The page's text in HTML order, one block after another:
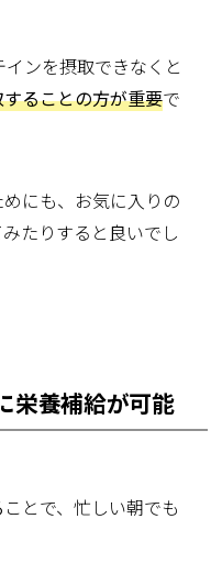
ンを摂取できなくと
ることの方が重要で
にも、お気に入りの
たりすると良いでし
栄養補給が可能
ことで、忙しい朝でも